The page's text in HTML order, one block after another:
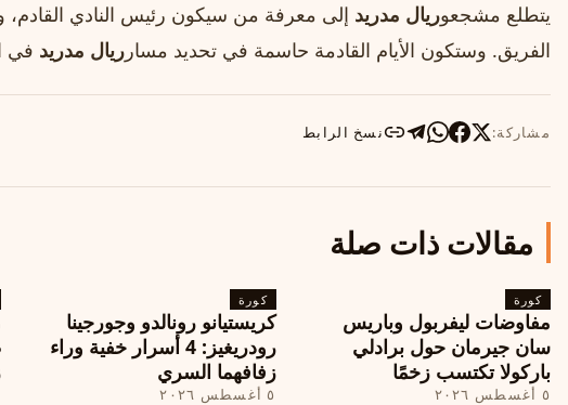
يتطلع مشجعوريال مدريد إلى معرفة من سيكون رئيس النادي
الفريق. وستكون الأيام القادمة حاسمة في تحديد مسار ريال مدريد في
مشاركة: نسخ الرابط
مقالات ذات صلة
كورة
مفاوضات ليفربول وباريس
سان جيرمان حول برادلي
باركولا تكتسب زخمًا
٥ أغسطس ٢٠٢٦
كورة
كريستيانو رونالدو وجورجينا
رودريغيز: 4 أسرار خفية وراء
زفافهما السري
٥ أغسطس ٢٠٢٦